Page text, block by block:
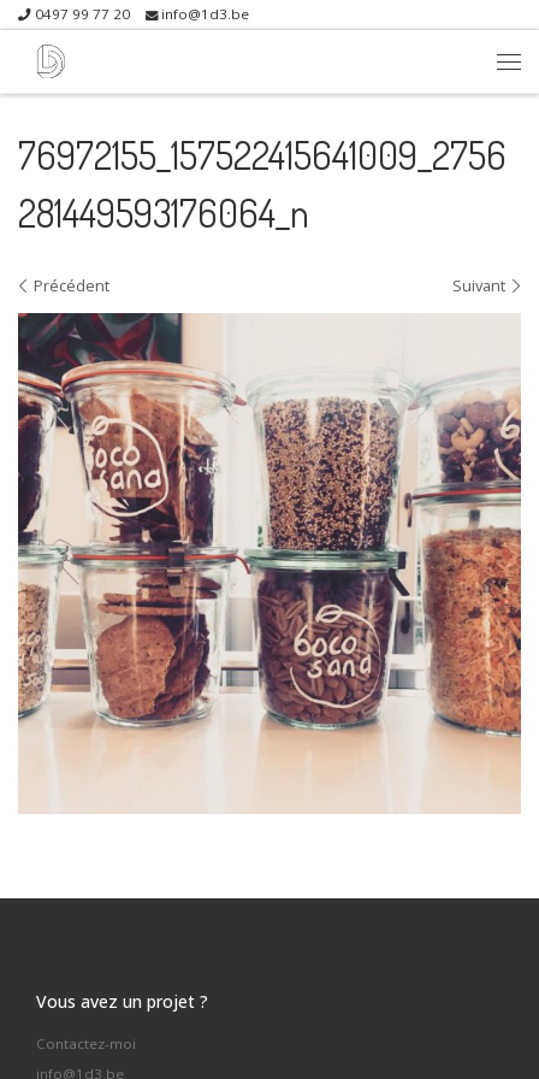
Skip to content
0497 99 77 20 info@1d3.be
76972155_157522415641009_2756
281449593176064_n
Navigation dans les images
Précédent Suivant
Vous avez un projet ?
Contactez-moi
info@1d3.be